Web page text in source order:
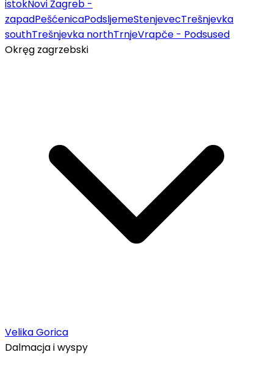
istokNovi Zagreb -
zapadPešćenicaPodsljemeStenjevecTrešnjevka
southTrešnjevka northTrnjeVrapče - Podsused
Okręg zagrzebski
Velika Gorica
Dalmacja i wyspy